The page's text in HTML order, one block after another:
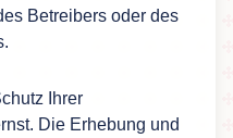
Betreibers oder des
Ihrer
Die Erhebung und